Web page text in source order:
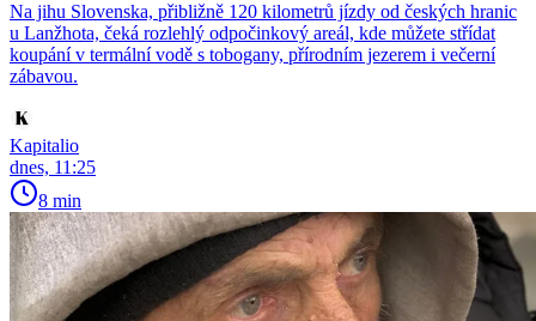
Na jihu Slovenska, přibližně 120 kilometrů jízdy od českých hranic
u Lanžhota, čeká rozlehlý odpočinkový areál, kde můžete střídat
koupání v termální vodě s tobogany, přírodním jezerem i večerní
zábavou.
Kapitalio
dnes, 11:25
8 min